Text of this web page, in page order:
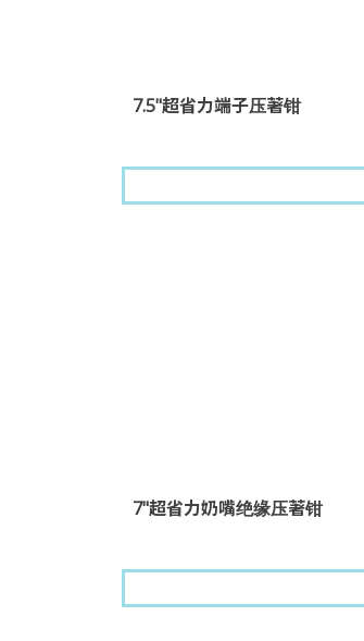
7.5"超省力端子压著钳
7"超省力奶嘴绝缘压著钳